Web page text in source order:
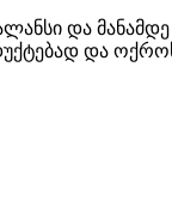
და მანამდე
და ოქროს